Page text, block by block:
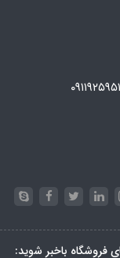
فروشگاه باخبر شوید: